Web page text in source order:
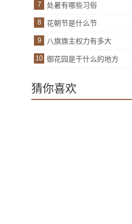
7 处暑有哪些习俗
8 花朝节是什么节
9 八旗旗主权力有多大
10 御花园是干什么的地方
猜你喜欢